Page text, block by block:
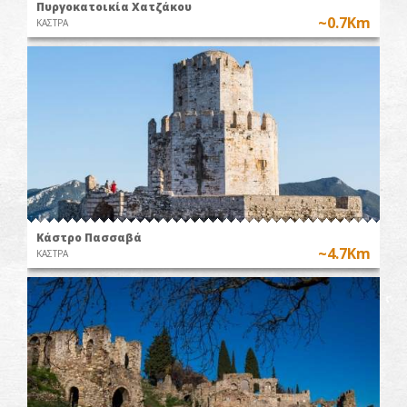
Πυργοκατοικία Χατζάκου
ΚΑΣΤΡΑ ~0.7Km
Κάστρο Πασσαβά
ΚΑΣΤΡΑ ~4.7Km